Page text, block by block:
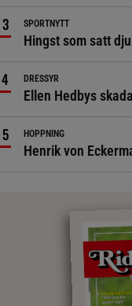
SPORTNYTT
Hingst som satt
DRESSYR
Ellen Hedbys
HOPPNING
Henrik von